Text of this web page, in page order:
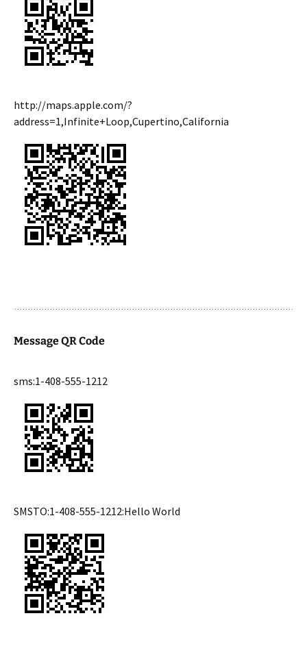
http://maps.apple.com/?
address=1,Infinite+Loop,Cupertino,California
Message QR Code
sms:1-408-555-1212
SMSTO:1-408-555-1212:Hello World